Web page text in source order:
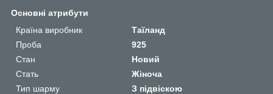
Основні атрибути
Країна виробник
Таїланд
Проба
925
Стан
Новий
Стать
Жіноча
Тип шарму
З підвіскою